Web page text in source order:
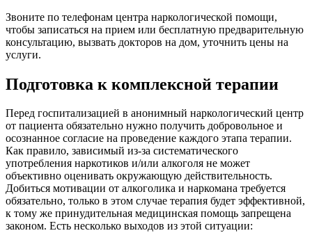
Звоните по телефонам центра наркологической помощи,
чтобы записаться на прием или бесплатную предварительную
консультацию, вызвать докторов на дом, уточнить цены на
услуги.
Подготовка к комплексной терапии
Перед госпитализацией в анонимный наркологический центр
от пациента обязательно нужно получить добровольное и
осознанное согласие на проведение каждого этапа терапии.
Как правило, зависимый из-за систематического
употребления наркотиков и/или алкоголя не может
объективно оценивать окружающую действительность.
Добиться мотивации от алкоголика и наркомана требуется
обязательно, только в этом случае терапия будет эффективной,
к тому же принудительная медицинская помощь запрещена
законом. Есть несколько выходов из этой ситуации: